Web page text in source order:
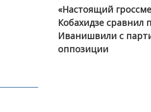
@ქართული ოცნება /
«Настоящий
Кобахидзе сравнил
Иванишвили с
оппозиции